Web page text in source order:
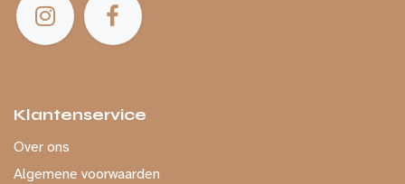
Klantenservice
Over ons
Algemene voorwaarden